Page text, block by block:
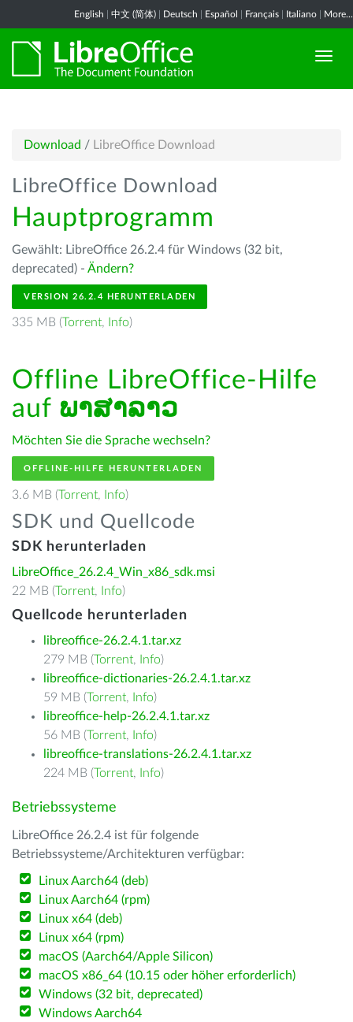
English 中文 (简体) Deutsch Español Français Italiano More...
Download / LibreOffice Download
LibreOffice Download
Hauptprogramm
Gewählt: LibreOffice 26.2.4 für Windows (32 bit,
deprecated) - Ändern?
VERSION 26.2.4 HERUNTERLADEN
335 MB (Torrent, Info)
Offline LibreOffice-Hilfe
auf ພາສາລາວ
Möchten Sie die Sprache wechseln?
OFFLINE-HILFE HERUNTERLADEN
3.6 MB (Torrent, Info)
SDK und Quellcode
SDK herunterladen
LibreOffice_26.2.4_Win_x86_sdk.msi
22 MB (Torrent, Info)
Quellcode herunterladen
libreoffice-26.2.4.1.tar.xz
279 MB (Torrent, Info)
libreoffice-dictionaries-26.2.4.1.tar.xz
59 MB (Torrent, Info)
libreoffice-help-26.2.4.1.tar.xz
56 MB (Torrent, Info)
libreoffice-translations-26.2.4.1.tar.xz
224 MB (Torrent, Info)
Betriebssysteme
LibreOffice 26.2.4 ist für folgende
Betriebssysteme/Architekturen verfügbar:
Linux Aarch64 (deb)
Linux Aarch64 (rpm)
Linux x64 (deb)
Linux x64 (rpm)
macOS (Aarch64/Apple Silicon)
macOS x86_64 (10.15 oder höher erforderlich)
Windows (32 bit, deprecated)
Windows Aarch64